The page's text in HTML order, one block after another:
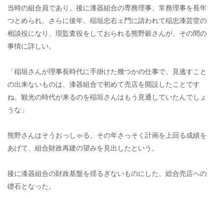
当時の組合員であり、後に漆器組合の専務理事、常務理事を長年
つとめられ、さらに後年、稲垣忠右ェ門に請われて稲忠漆芸堂の
相談役になり、現監査役をしておられる熊野穀さんが、その間の
事情に詳しい。
「稲垣さんが理事長時代に手掛けた幾つかの仕事で、見逃すこと
の出来ないものは、漆器組合で初めて売店を開設したことです
ね。観光の時代が来るのを稲垣さんはもう見通していたんでしょ
うな」
熊野さんはそうおっしゃる。その年さっそく計画を上回る成績を
あげて、組合財政再建の望みを見出したという。
後に漆器組合の財政基盤を揺るぎないものにした、総合売店への
礎石となった。